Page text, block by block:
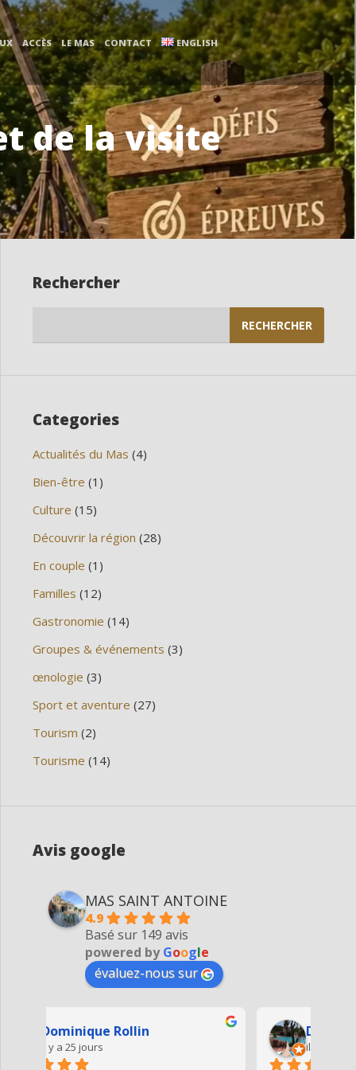
ACCÈS LE MAS CONTACT ENGLISH
de la visite
Rechercher
Categories
Actualités du Mas (4)
Bien-être (1)
Culture (15)
Découvrir la région (28)
En couple (1)
Familles (12)
Gastronomie (14)
Groupes & événements (3)
œnologie (3)
Sport et aventure (27)
Tourism (2)
Tourisme (14)
Avis google
MAS SAINT ANTOINE
4.9
Basé sur 149 avis
powered byGoogle
évaluez-nous sur
Denis Mairesse
il y a 3 mois